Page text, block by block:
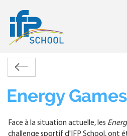
Main
navigation
mobile
Fil
d'Ariane
Accueil
Actualités
Retour
Energy
Face à la situation actuelle, les
challenge sportif d'IFP School, ont